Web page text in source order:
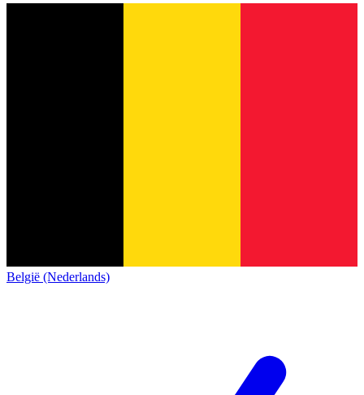
België (Nederlands)